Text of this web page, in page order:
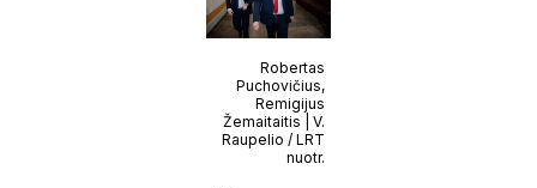
Robertas
Puchovičius,
Remigijus
Žemaitaitis | V.
Raupelio / LRT
nuotr.